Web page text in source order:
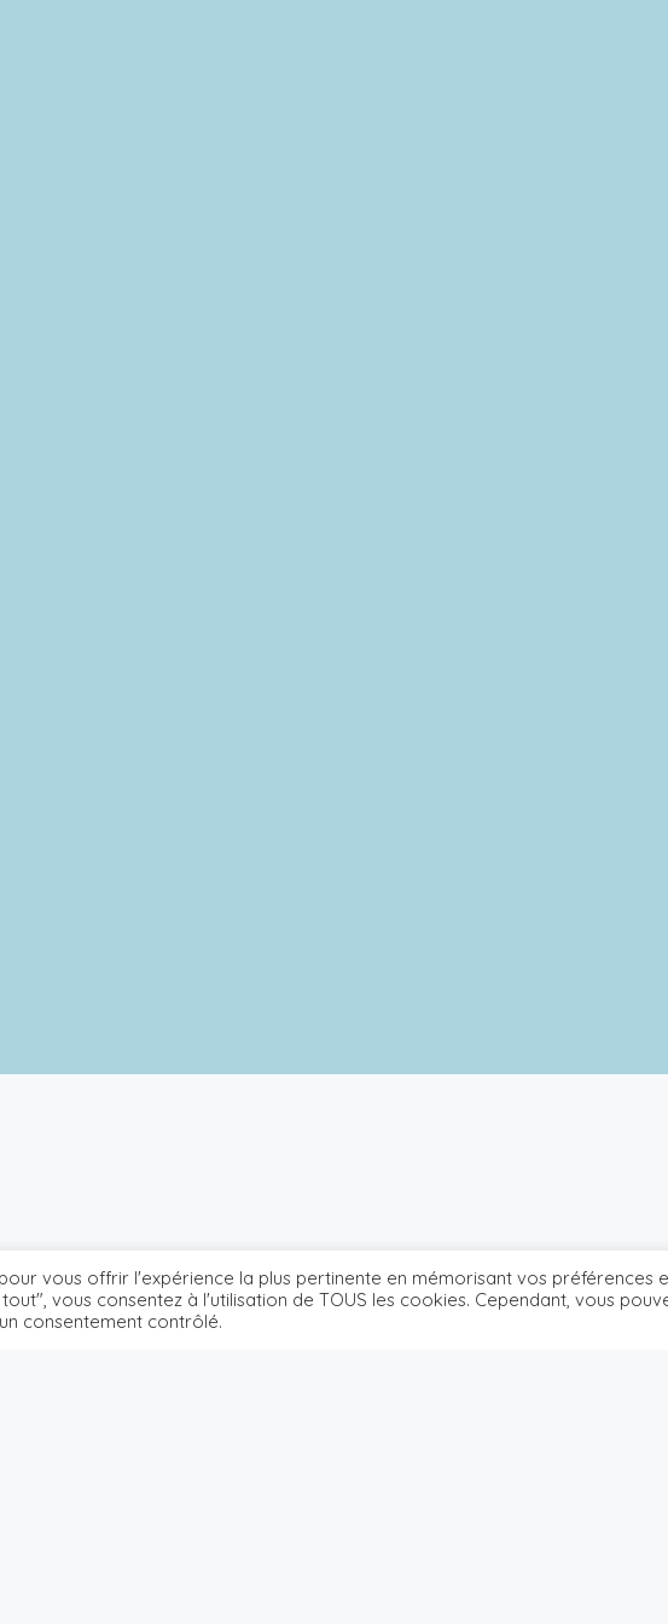
vous offrir l'expérience la plus pertinente en mémorisant vos préférences
vous consentez à l'utilisation de TOUS les cookies. Cependant, vous
consentement contrôlé.